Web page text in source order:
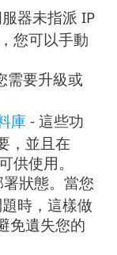
器未指派 IP
您可以手動
需要升級或
庫 - 這些功
，並且在
供使用。
狀態。當您
題時，這樣做
免遺失您的